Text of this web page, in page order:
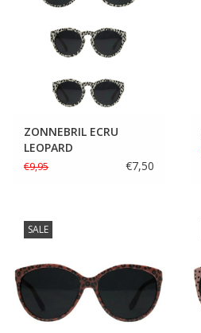
ZONNEBRIL ECRU
LEOPARD
€9,95 €7,50
SALE